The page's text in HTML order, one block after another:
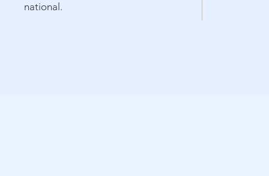
national.